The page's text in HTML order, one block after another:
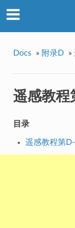
Docs » 附录D »
遥感教程
目录
遥感教程第